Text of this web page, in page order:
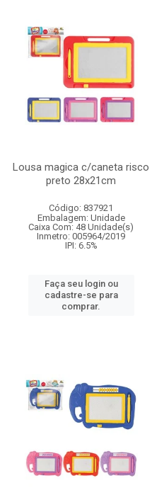
Lousa magica c/caneta risco
preto 28x21cm
Código: 837921
Embalagem: Unidade
Caixa Com: 48 Unidade(s)
Inmetro: 005964/2019
IPI: 6.5%
Faça seu login ou
cadastre-se para
comprar.